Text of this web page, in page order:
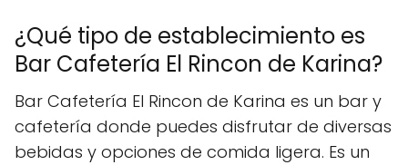
¿Qué tipo de establecimiento es
Bar Cafetería El Rincon de Karina?
Bar Cafetería El Rincon de Karina es un bar y
cafetería donde puedes disfrutar de diversas
bebidas y opciones de comida ligera. Es un